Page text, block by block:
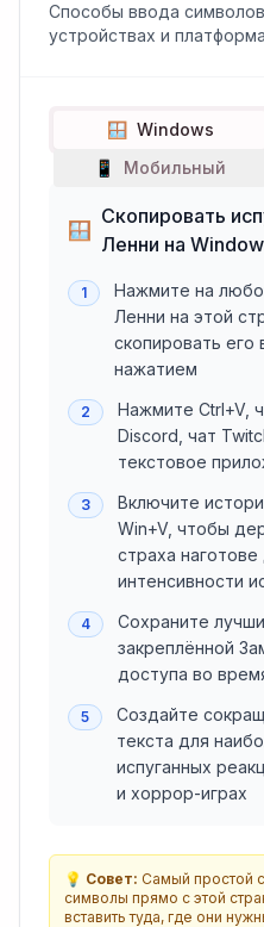
Способы ввода
устройствах и
🪟 Windows
📱
Мобильный
🪟
Скопировать
Ленни на
1
Нажмите на
Ленни на этой
скопировать
нажатием
2
Нажмите Ctrl+V,
Discord, чат
текстовое
3
Включите
Win+V, чтобы
страха наготове
интенсивности
4
Сохраните
закреплённой
доступа во
5
Создайте
текста для
испуганных
и хоррор-играх
💡 Совет: Самый простой
символы прямо с этой
вставить туда, где они